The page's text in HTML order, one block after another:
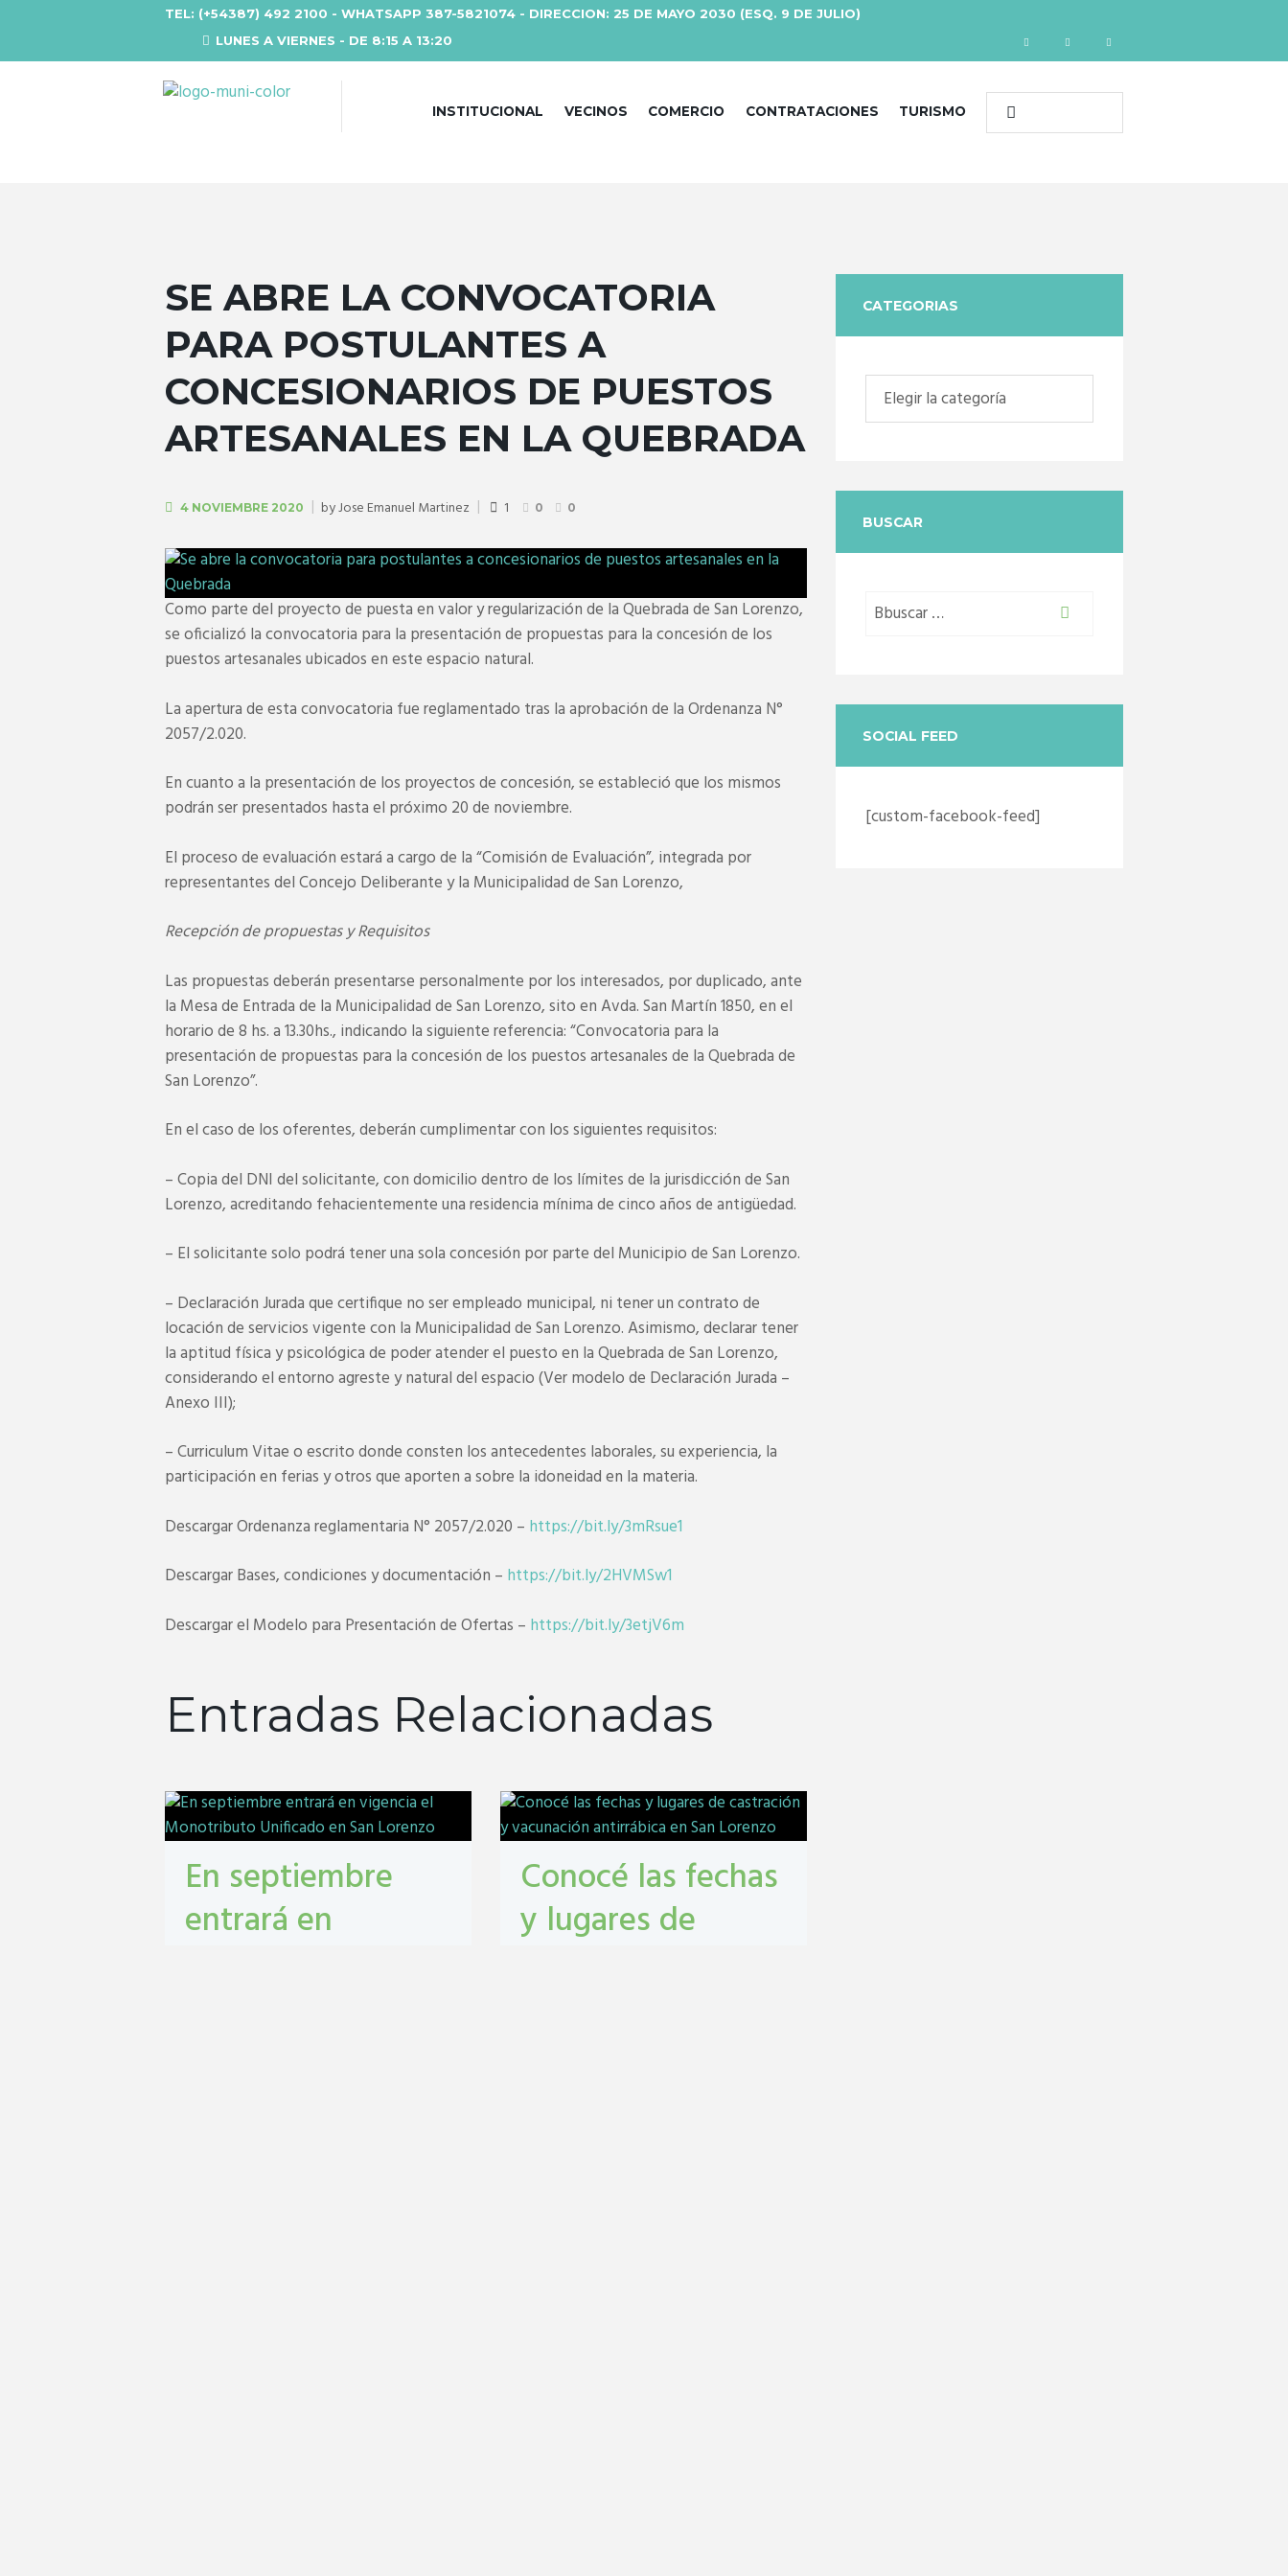
TEL: (+54387) 492 2100 - WHATSAPP 387-5821074 - DIRECCION: 25 DE MAYO 2030 (ESQ. 9 DE JULIO)
LUNES A VIERNES - DE 8:15 A 13:20
INSTITUCIONAL VECINOS COMERCIO CONTRATACIONES TURISMO
SE ABRE LA CONVOCATORIA
PARA POSTULANTES A
CONCESIONARIOS DE PUESTOS
ARTESANALES EN LA QUEBRADA
4 NOVIEMBRE 2020 byJose Emanuel Martinez 1 0 0
Como parte del proyecto de puesta en valor y regularización de la Quebrada de San Lorenzo,
se oficializó la convocatoria para la presentación de propuestas para la concesión de los
puestos artesanales ubicados en este espacio natural.
La apertura de esta convocatoria fue reglamentado tras la aprobación de la Ordenanza N°
2057/2.020.
En cuanto a la presentación de los proyectos de concesión, se estableció que los mismos
podrán ser presentados hasta el próximo 20 de noviembre.
El proceso de evaluación estará a cargo de la “Comisión de Evaluación”, integrada por
representantes del Concejo Deliberante y la Municipalidad de San Lorenzo,
Recepción de propuestas y Requisitos
Las propuestas deberán presentarse personalmente por los interesados, por duplicado, ante
la Mesa de Entrada de la Municipalidad de San Lorenzo, sito en Avda. San Martín 1850, en el
horario de 8 hs. a 13.30hs., indicando la siguiente referencia: “Convocatoria para la
presentación de propuestas para la concesión de los puestos artesanales de la Quebrada de
San Lorenzo”.
En el caso de los oferentes, deberán cumplimentar con los siguientes requisitos:
– Copia del DNI del solicitante, con domicilio dentro de los límites de la jurisdicción de San
Lorenzo, acreditando fehacientemente una residencia mínima de cinco años de antigüedad.
– El solicitante solo podrá tener una sola concesión por parte del Municipio de San Lorenzo.
– Declaración Jurada que certifique no ser empleado municipal, ni tener un contrato de
locación de servicios vigente con la Municipalidad de San Lorenzo. Asimismo, declarar tener
la aptitud física y psicológica de poder atender el puesto en la Quebrada de San Lorenzo,
considerando el entorno agreste y natural del espacio (Ver modelo de Declaración Jurada –
Anexo III);
– Curriculum Vitae o escrito donde consten los antecedentes laborales, su experiencia, la
participación en ferias y otros que aporten a sobre la idoneidad en la materia.
Descargar Ordenanza reglamentaria N° 2057/2.020 – https://bit.ly/3mRsue1
Descargar Bases, condiciones y documentación – https://bit.ly/2HVMSw1
Descargar el Modelo para Presentación de Ofertas – https://bit.ly/3etjV6m
Entradas Relacionadas
En septiembre
entrará en
Conocé las fechas
y lugares de
CATEGORIAS
Categorias
BUSCAR
SOCIAL FEED
[custom-facebook-feed]